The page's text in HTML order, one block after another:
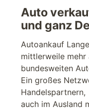
Auto
und ganz
Autoankauf
mittlerweile mehr
bundesweiten
Ein großes
auch im Ausland